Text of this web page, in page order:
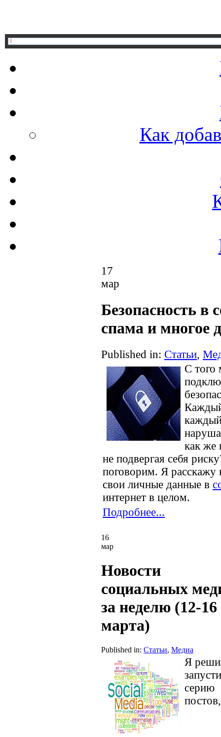
Как
17
мар
Безопасность в
спама и многое
Published in: Статьи,
С того
как же
не подвергая себя
поговорим. Я расскажу
свои личные данные в
интернет в целом.
Подробнее...
16
мар
Новости
социальных
за неделю (12-16
марта)
Published in: Статьи, Медиа
Я
серию
постов,